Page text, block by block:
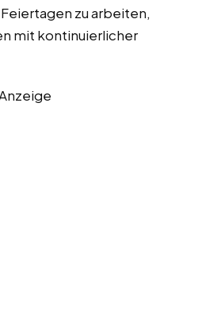
zu arbeiten,
mit kontinuierlicher